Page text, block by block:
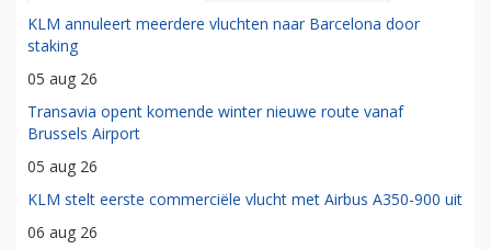
KLM annuleert meerdere vluchten naar Barcelona door
staking
05 aug 26
Transavia opent komende winter nieuwe route vanaf
Brussels Airport
05 aug 26
KLM stelt eerste commerciële vlucht met Airbus A350-900 uit
06 aug 26